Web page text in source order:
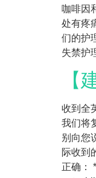
咖啡因
处有疼
们的护
失禁护
【
收到全
我们将
别向您
际收到
正确：